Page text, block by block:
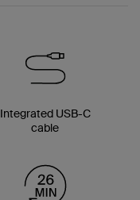
Integrated USB-C
cable